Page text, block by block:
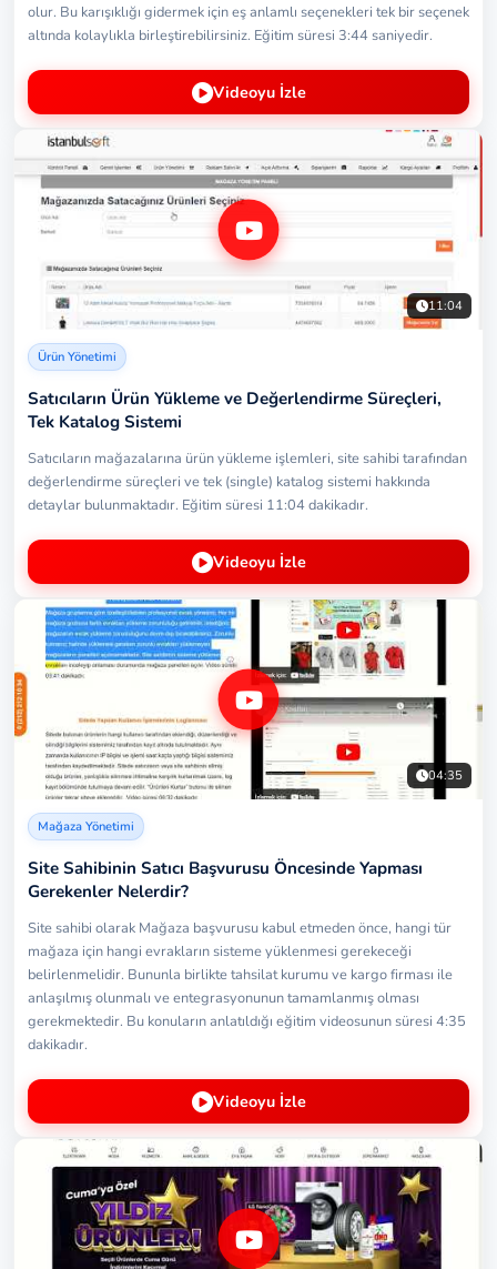
olur. Bu karışıklığı gidermek için eş anlamlı seçenekleri tek bir seçenek
altında kolaylıkla birleştirebilirsiniz. Eğitim süresi 3:44 saniyedir.
Videoyu İzle
11:04
Ürün Yönetimi
Satıcıların Ürün Yükleme ve Değerlendirme Süreçleri,
Tek Katalog Sistemi
Satıcıların mağazalarına ürün yükleme işlemleri, site sahibi tarafından
değerlendirme süreçleri ve tek (single) katalog sistemi hakkında
detaylar bulunmaktadır. Eğitim süresi 11:04 dakikadır.
Videoyu İzle
04:35
Mağaza Yönetimi
Site Sahibinin Satıcı Başvurusu Öncesinde Yapması
Gerekenler Nelerdir?
Site sahibi olarak Mağaza başvurusu kabul etmeden önce, hangi tür
mağaza için hangi evrakların sisteme yüklenmesi gerekeceği
belirlenmelidir. Bununla birlikte tahsilat kurumu ve kargo firması ile
anlaşılmış olunmalı ve entegrasyonunun tamamlanmış olması
gerekmektedir. Bu konuların anlatıldığı eğitim videosunun süresi 4:35
dakikadır.
Videoyu İzle